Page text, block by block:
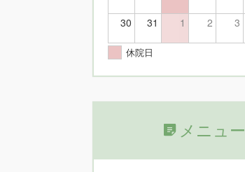
30 31 1 2 3
休院日
メニュー